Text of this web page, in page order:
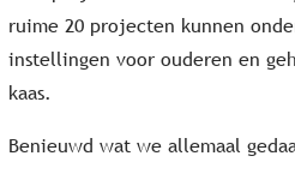
ruime 20 projecten kunnen
instellingen voor ouderen en
kaas.
Benieuwd wat we allemaal